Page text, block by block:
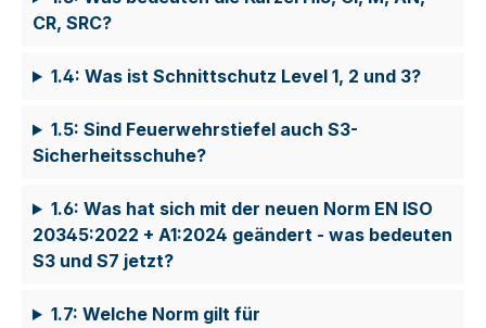
CR, SRC?
1.4: Was ist Schnittschutz Level 1, 2 und 3?
1.5: Sind Feuerwehrstiefel auch S3-
Sicherheitsschuhe?
1.6: Was hat sich mit der neuen Norm EN ISO
20345:2022 + A1:2024 geändert - was bedeuten
S3 und S7 jetzt?
1.7: Welche Norm gilt für